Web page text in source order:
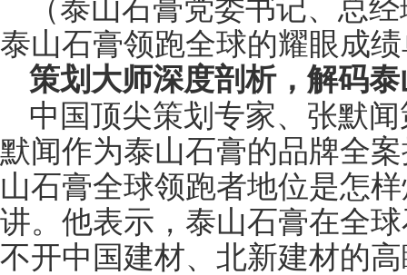
（泰山石膏党委书记、总
泰山石膏领跑全球的耀眼成
策划大师深度剖析，解码
中国顶尖策划专家、张默
默闻作为泰山石膏的品牌全
山石膏全球领跑者地位是怎
讲。他表示，泰山石膏在全
不开中国建材、北新建材的